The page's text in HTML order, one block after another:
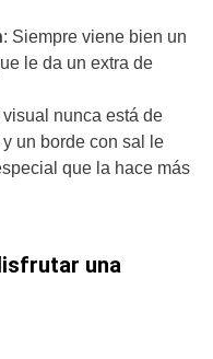
: Siempre viene bien un
le da un extra de
visual nunca está de
un borde con sal le
que la hace más
una